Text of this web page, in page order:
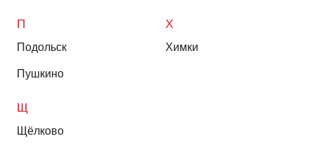
П
Подольск
Пушкино
Х
Химки
Щ
Щёлково